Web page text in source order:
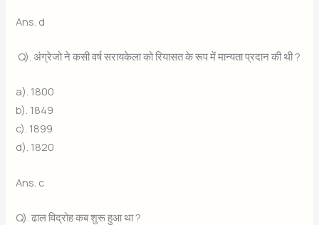
Ans. d
Q). अंग्रेजो ने कसी वर्ष सरायकेला को रियासत के रूप में मान्यता प्रदान की थी ?
a). 1800
b). 1849
c). 1899
d). 1820
Ans. c
Q). ढाल विद्रोह कब शुरू हुआ था ?